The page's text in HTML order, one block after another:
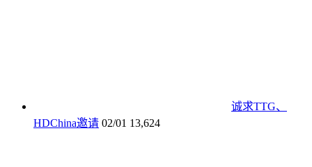
诚求TTG、
HDChina邀请 02/01 13,624